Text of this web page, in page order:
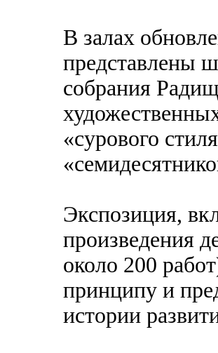
В залах
представлены
собрания
«сурового
Экспозиция,
произведения
около 200
принципу и
истории